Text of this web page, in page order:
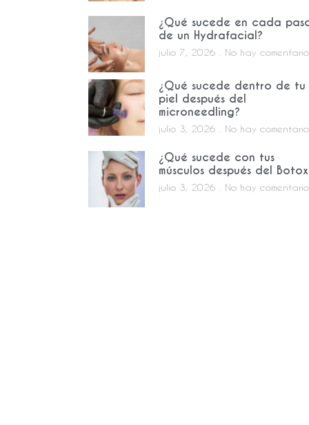
¿Qué sucede en cada
de un Hydrafacial?
julio 7, 2026 No hay
¿Qué sucede dentro de tu
piel después del
microneedling?
julio 3, 2026 No hay
¿Qué sucede con tus
músculos después del
julio 3, 2026 No hay